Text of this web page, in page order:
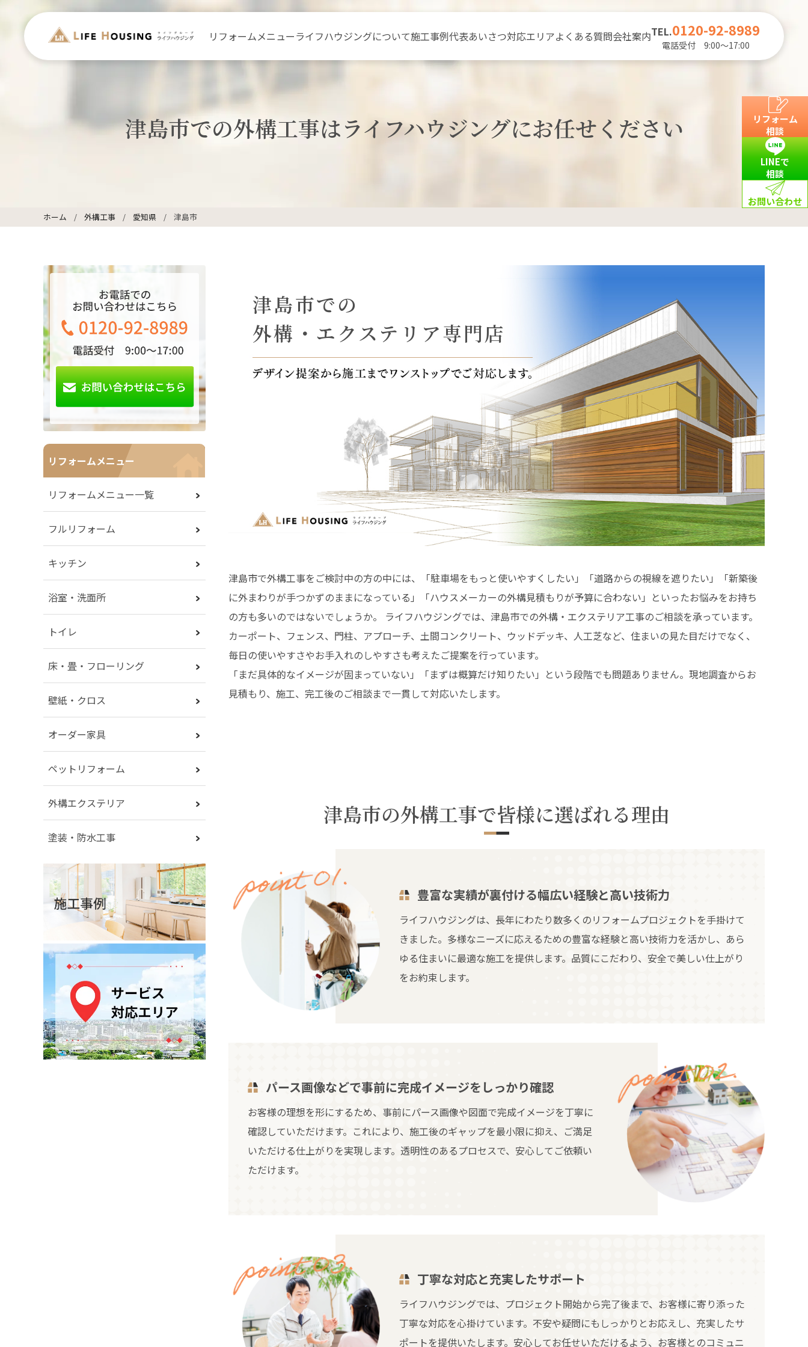
リフォームメニューライフハウジングについて施工事例代表あいさつ対応エリアよくある質問会社案内TEL.0120-92-8989
電話受付 9:00～17:00
津島市での外構工事はライフハウジングにお任せください
ホーム 外構工事 愛知県 津島市
津島市での
外構・エクステリア専門店
津島市で外構工事をご検討中の方の中には、「駐車場をもっと使いやすくしたい」「道路からの視線を遮りたい」「新築後
に外まわりが手つかずのままになっている」「ハウスメーカーの外構見積もりが予算に合わない」といったお悩みをお持ち
の方も多いのではないでしょうか。 ライフハウジングでは、津島市での外構・エクステリア工事のご相談を承っています。
カーポート、フェンス、門柱、アプローチ、土間コンクリート、ウッドデッキ、人工芝など、住まいの見た目だけでなく、
毎日の使いやすさやお手入れのしやすさも考えたご提案を行っています。
「まだ具体的なイメージが固まっていない」「まずは概算だけ知りたい」という段階でも問題ありません。現地調査からお
見積もり、施工、完工後のご相談まで一貫して対応いたします。
津島市の外構工事で皆様に選ばれる理由
豊富な実績が裏付ける幅広い経験と高い技術力
ライフハウジングは、長年にわたり数多くのリフォームプロジェクトを手掛けて
きました。多様なニーズに応えるための豊富な経験と高い技術力を活かし、あら
ゆる住まいに最適な施工を提供します。品質にこだわり、安全で美しい仕上がり
をお約束します。
パース画像などで事前に完成イメージをしっかり確認
お客様の理想を形にするため、事前にパース画像や図面で完成イメージを丁寧に
確認していただけます。これにより、施工後のギャップを最小限に抑え、ご満足
いただける仕上がりを実現します。透明性のあるプロセスで、安心してご依頼い
ただけます。
丁寧な対応と充実したサポート
ライフハウジングでは、プロジェクト開始から完了後まで、お客様に寄り添った
丁寧な対応を心掛けています。不安や疑問にもしっかりとお応えし、充実したサ
ポートを提供いたします。安心してお任せいただけるよう、お客様とのコミュニ
リフォームメニュー
リフォームメニュー一覧
フルリフォーム
キッチン
浴室・洗面所
トイレ
床・畳・フローリング
壁紙・クロス
オーダー家具
ペットリフォーム
外構エクステリア
塗装・防水工事
リフォーム
相談
LINEで
相談
お問い合わせ